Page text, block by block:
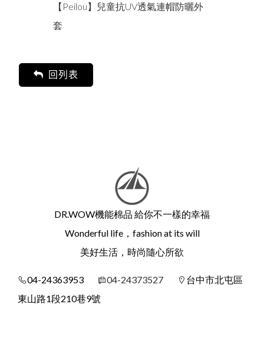
【Peilou】兒童抗UV透氣連帽防曬外
套
回列表
DR.WOW機能棉品 給你不一樣的幸福
Wonderful life，fashion at its will
美好生活，時尚隨心所欲
04-24363953 04-24373527
台中市北屯區
東山路1段210巷9號